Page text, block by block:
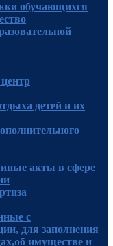
обучающихся
детей и их
акты в сфере
с
для заполнения
имуществе и